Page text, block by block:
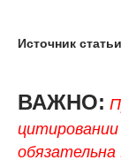
Источник
ВАЖНО:
обязательна